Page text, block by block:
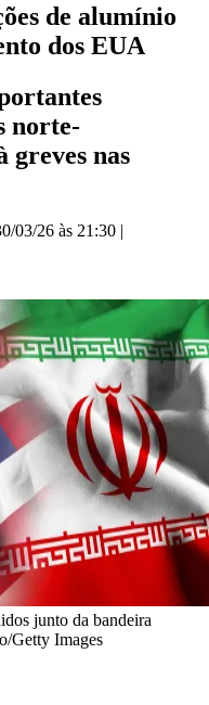
de alumínio
dos EUA
norte-
greves nas
03/26 às 21:30 |
junto da bandeira
Getty Images